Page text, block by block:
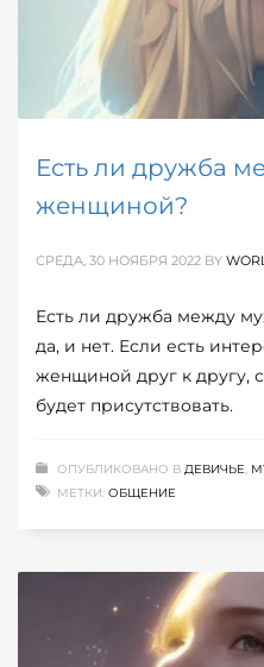
Есть ли дружба
женщиной?
СРЕДА, 30 НОЯБРЯ 2022 BY
Есть ли дружба между
да, и нет. Если есть
женщиной друг к другу,
будет присутствовать.
ОПУБЛИКОВАНО В ДЕВИЧЬЕ,
МЕТКИ: ОБЩЕНИЕ